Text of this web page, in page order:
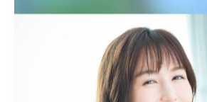
メイク映え